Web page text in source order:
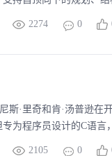
2274 0
斯·里奇和肯·汤普逊
为程序员设计的C语言
2105 0